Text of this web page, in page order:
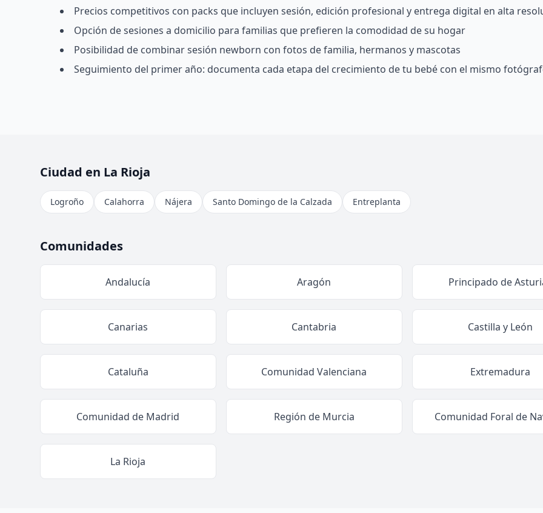
Precios competitivos con packs que incluyen sesión, edición profesional y entrega digital en alta
Opción de sesiones a domicilio para familias que prefieren la comodidad de su hogar
Posibilidad de combinar sesión newborn con fotos de familia, hermanos y mascotas
Seguimiento del primer año: documenta cada etapa del crecimiento de tu bebé con el mismo
Ciudad en La Rioja
Logroño Calahorra Nájera Santo Domingo de la Calzada Entreplanta
Comunidades
Andalucía Aragón Principado de
Canarias Cantabria Castilla y León
Cataluña Comunidad Valenciana Extremadura
Comunidad de Madrid Región de Murcia Comunidad Foral de
La Rioja